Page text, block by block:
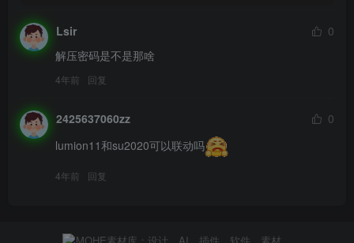
Lsir
0
解压密码是不是那啥
4年前 回复
2425637060zz
0
lumion11和su2020可以联动吗
4年前 回复